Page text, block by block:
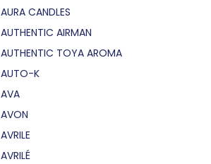
AURA CANDLES
AUTHENTIC AIRMAN
AUTHENTIC TOYA AROMA
AUTO-K
AVA
AVON
AVRILE
AVRILÉ